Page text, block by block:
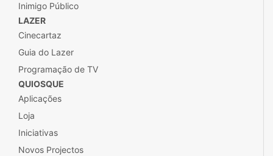
Inimigo Público
LAZER
Cinecartaz
Guia do Lazer
Programação de TV
QUIOSQUE
Aplicações
Loja
Iniciativas
Novos Projectos